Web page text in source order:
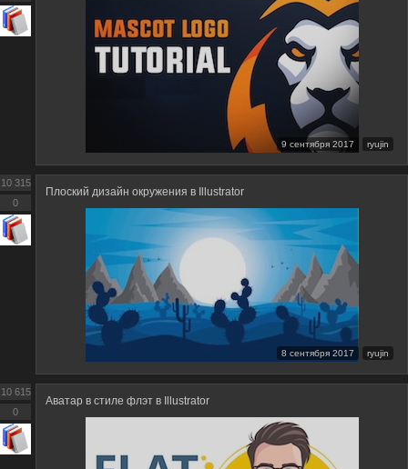
9 сентября 2017 ryujin
Плоский дизайн окружения в Illustrator
8 сентября 2017 ryujin
10 315
0
Аватар в стиле флэт в Illustrator
10 615
0